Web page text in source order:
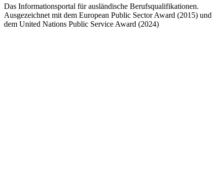
Das Informationsportal für ausländische Berufsqualifikationen.
Ausgezeichnet mit dem European Public Sector Award (2015) und
dem United Nations Public Service Award (2024)